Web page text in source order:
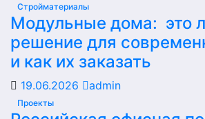
Стройматериалы
Модульные дома: это
решение для
и как их заказать
19.06.2026 admin
Проекты